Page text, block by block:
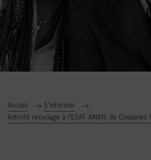
Accueil
S'informer
Activité recyclage à l’ESAT ANAIS de Coulaines !